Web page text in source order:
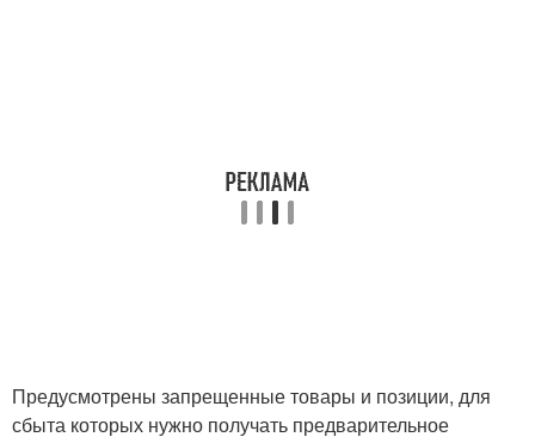
Предусмотрены запрещенные товары и позиции, для
сбыта которых нужно получать предварительное